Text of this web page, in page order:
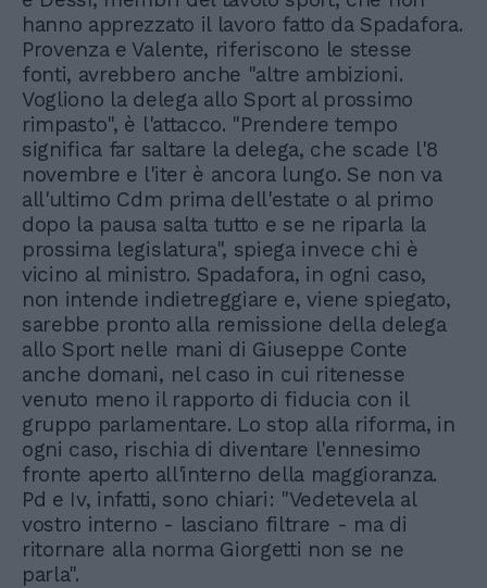
hanno apprezzato il lavoro fatto da Spadafora.
Provenza e Valente, riferiscono le stesse
fonti, avrebbero anche "altre ambizioni.
Vogliono la delega allo Sport al prossimo
rimpasto", è l'attacco. "Prendere tempo
significa far saltare la delega, che scade l'8
novembre e l'iter è ancora lungo. Se non va
all'ultimo Cdm prima dell'estate o al primo
dopo la pausa salta tutto e se ne riparla la
prossima legislatura", spiega invece chi è
vicino al ministro. Spadafora, in ogni caso,
non intende indietreggiare e, viene spiegato,
sarebbe pronto alla remissione della delega
allo Sport nelle mani di Giuseppe Conte
anche domani, nel caso in cui ritenesse
venuto meno il rapporto di fiducia con il
gruppo parlamentare. Lo stop alla riforma, in
ogni caso, rischia di diventare l'ennesimo
fronte aperto all'interno della maggioranza.
Pd e Iv, infatti, sono chiari: "Vedetevela al
vostro interno - lasciano filtrare - ma di
ritornare alla norma Giorgetti non se ne
parla".